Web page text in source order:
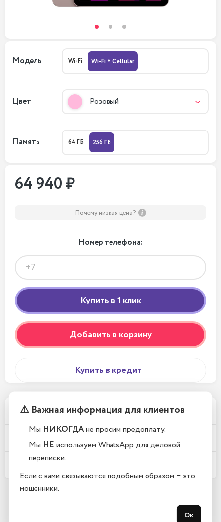
Модель Wi-Fi Wi-Fi + Cellular
Цвет Розовый
Память 64 ГБ 256 ГБ
64 940 ₽
Почему низкая цена?
Номер телефона:
Добавить в корзину
Купить в кредит
Почему у вас такие низкие цены?
Какой срок гарантии?
⚠️ Важная информация для клиентов
Мы НИКОГДАне просим предоплату.
Мы НЕ используем WhatsApp для деловой
переписки.
Если с вами связываются подобным образом − это
мошенники.
Ок